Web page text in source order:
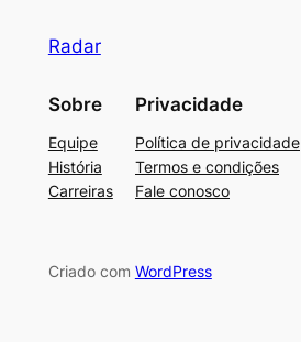
Radar
Sobre
Equipe
História
Carreiras
Privacidade
Política de privacidade
Termos e condições
Fale conosco
Criado com WordPress